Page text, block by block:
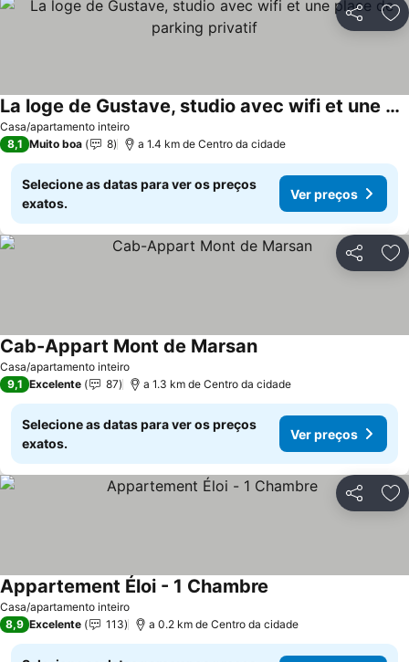
Partilhar
Casa/apartamento inteiro
La loge de Gustave, studio avec wifi et une place de parking privatif
8,1 Muito boa 8 a 1.4 km de Centro da cidade
Selecione as datas para ver os preços
exatos.
Ver preços
Partilhar
Casa/apartamento inteiro
Cab-Appart Mont de Marsan
9,1 Excelente 87 a 1.3 km de Centro da cidade
Selecione as datas para ver os preços
exatos.
Ver preços
Partilhar
Casa/apartamento inteiro
Appartement Éloi - 1 Chambre
8,9 Excelente 113 a 0.2 km de Centro da cidade